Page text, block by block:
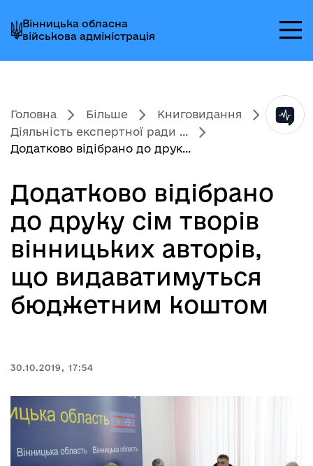
до
головного
меню
до
головного
вмісту
до
головного
колонтитула
Вінницька обласна
військова адміністрація
Головна Більше
Книговидання
Діяльність експертної ради ...
Додатково відібрано до друк...
Додатково відібрано
до друку сім творів
вінницьких авторів,
що видаватимуться
бюджетним коштом
30.10.2019, 17:54